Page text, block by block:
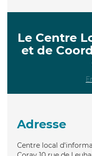
Le Centre
et de
Adresse
Centre local